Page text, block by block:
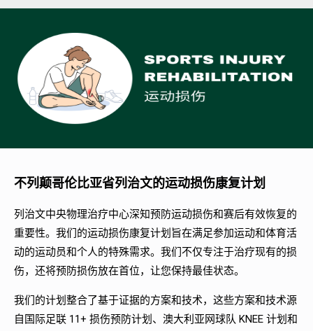
不列颠哥伦比亚省列治文的运动损伤康复计划
列治文中央物理治疗中心深知预防运动损伤和赛后有效恢复的
重要性。我们的运动损伤康复计划旨在满足参加运动和体育活
动的运动员和个人的特殊需求。我们不仅专注于治疗现有的损
伤，还将预防损伤放在首位，让您保持最佳状态。
我们的计划整合了基于证据的方案和技术，这些方案和技术源
自国际足联 11+ 损伤预防计划、澳大利亚网球队 KNEE 计划和